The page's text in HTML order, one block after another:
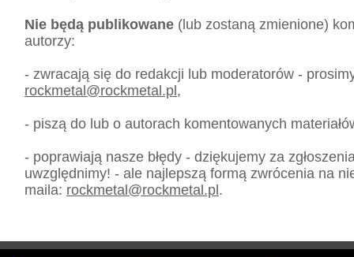
Nie będą publikowane (lub zostaną zmienione)
autorzy:
- zwracają się do redakcji lub moderatorów -
rockmetal@rockmetal.pl,
- piszą do lub o autorach komentowanych
- poprawiają nasze błędy - dziękujemy za
uwzględnimy! - ale najlepszą formą zwrócenia na
maila: rockmetal@rockmetal.pl.